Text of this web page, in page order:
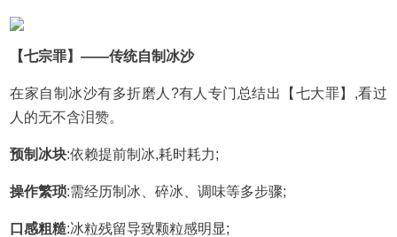
【七宗罪】——传统自制冰沙
在家自制冰沙有多折磨人?有人专门总结出【七大罪】,看过
人的无不含泪赞。
预制冰块:依赖提前制冰,耗时耗力;
操作繁琐:需经历制冰、碎冰、调味等多步骤;
口感粗糙:冰粒残留导致颗粒感明显;